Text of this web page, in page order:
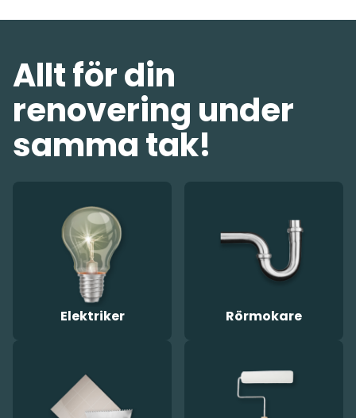
Allt för din
renovering under
samma tak!
Elektriker Rörmokare